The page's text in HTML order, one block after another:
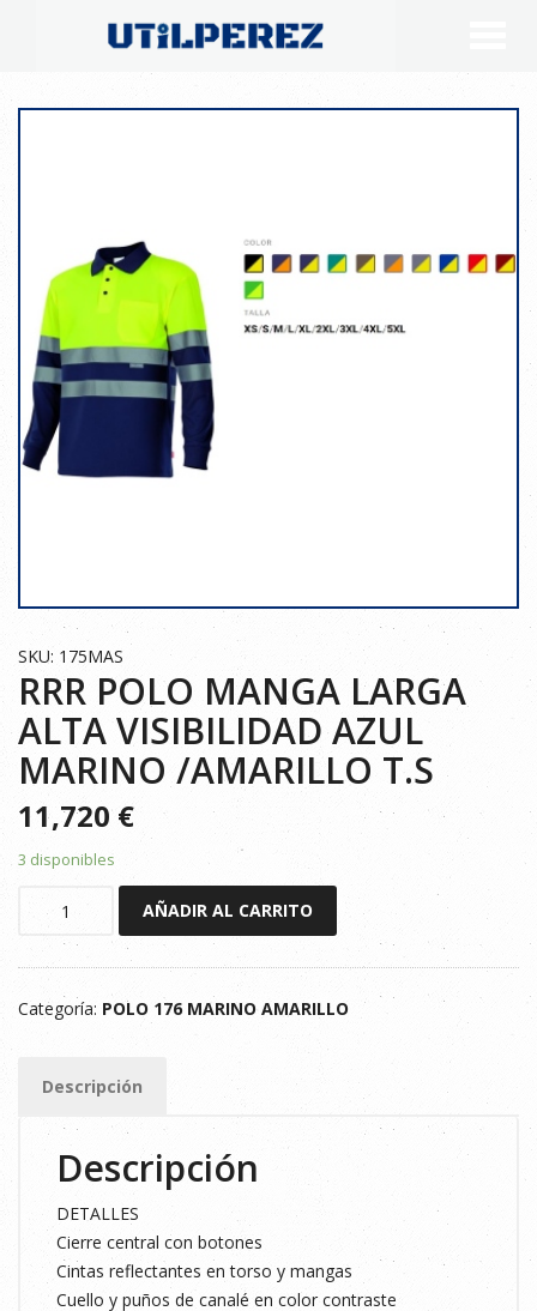
SKU: 175MAS
RRR POLO MANGA LARGA
ALTA VISIBILIDAD AZUL
MARINO /AMARILLO T.S
11,720€
3 disponibles
ALTA
MARINO
/AMARILLO
cantidad
AÑADIR AL CARRITO
Categoría: POLO 176 MARINO AMARILLO
Descripción
Descripción
DETALLES
Cierre central con botones
Cintas reflectantes en torso y mangas
Cuello y puños de canalé en color contraste